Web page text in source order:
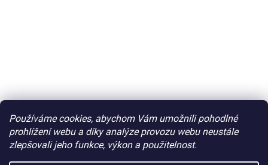
Používáme cookies, abychom Vám umožnili pohodlné
prohlížení webu a díky analýze provozu webu neustále
zlepšovali jeho funkce, výkon a použitelnost.